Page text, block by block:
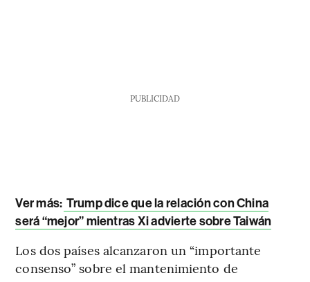
PUBLICIDAD
Ver más: Trump dice que la relación con China
será “mejor” mientras Xi advierte sobre Taiwán
Los dos países alcanzaron un “importante
consenso” sobre el mantenimiento de